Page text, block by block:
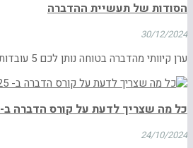
הסודות של תעשיית ההדברה
30/12/2024
ערן קיוותי מהדברה בטוחה נותן לכם 5 עובדות שיחסכו לכם כסף
כל מה שצריך לדעת על קורס הדברה ב- 2025
24/10/2024